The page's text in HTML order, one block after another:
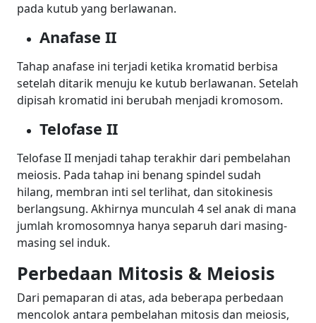
pada kutub yang berlawanan.
Anafase II
Tahap anafase ini terjadi ketika kromatid berbisa
setelah ditarik menuju ke kutub berlawanan. Setelah
dipisah kromatid ini berubah menjadi kromosom.
Telofase II
Telofase II menjadi tahap terakhir dari pembelahan
meiosis. Pada tahap ini benang spindel sudah
hilang, membran inti sel terlihat, dan sitokinesis
berlangsung. Akhirnya munculah 4 sel anak di mana
jumlah kromosomnya hanya separuh dari masing-
masing sel induk.
Perbedaan Mitosis & Meiosis
Dari pemaparan di atas, ada beberapa perbedaan
mencolok antara pembelahan mitosis dan meiosis,